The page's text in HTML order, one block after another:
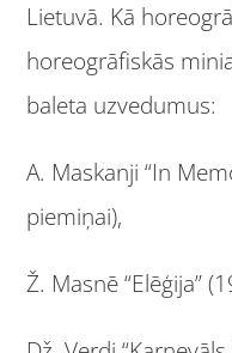
Lietuvā. Kā
horeogrāfiskās
baleta uzvedumus:
A. Maskanji “In
piemiņai),
Ž. Masnē “Elēģija”